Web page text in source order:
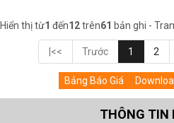
Hiển thị từ1 đến12trên61 bản ghi -
|<< Trước 1 2
Bảng Báo Giá
THÔNG TIN